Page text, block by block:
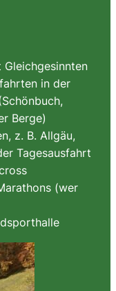
in der
Berge)
z. B. Allgäu,
Tagesausfahrt
(wer